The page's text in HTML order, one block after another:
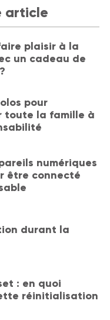
article
plaisir à la
un cadeau de
pour
toute la famille à
numériques
être connecté
durant la
: en quoi
réinitialisation